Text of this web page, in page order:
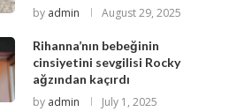
by admin August 29, 2025
Rihanna’nın bebeğinin
cinsiyetini sevgilisi Rocky
ağzından kaçırdı
by admin July 1, 2025